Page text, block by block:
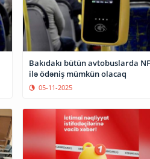
Bakıdakı bütün avtobuslarda
ilə ödəniş mümkün olacaq
05-11-2025